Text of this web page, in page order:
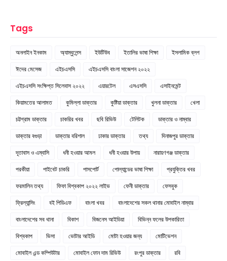
Tags
অনলাইন ইনকাম অ্যাম্বুলেন্স ইউটিউব ইতালির ভাষা শিক্ষা
ইসলামিক ব্লগ
ঈদের মেসেজ
এইচএসসি
এইচএসসি বাংলা সাজেশন ২০২২
এইচএসসি সংক্ষিপ্ত সিলেবাস ২০২২
এয়ারটেল এসএসসি
এসাইনমেন্ট
কিয়ামতের আলামত
কুমিল্লা ডাক্তার কুষ্টিয়া ডাক্তার খুলনা ডাক্তার
খেলা
চট্টগ্রাম ডাক্তার
চাকরির খবর ছবি রিভিউ টেলিটক
ডাক্তার ও নাম্বার
ডাক্তার বগুড়া
ডাক্তার বরিশাল ঢাকার ডাক্তার তথ্য
দিনাজপুর ডাক্তার
দূতাবাস ও এম্বাসি
ধনী হওয়ার আমল ধনী হওয়ার উপায়
নারায়ণগঞ্জ ডাক্তার
পরকীয়া
পাইবেট চাকরি পাসপোর্ট পোল্যান্ডের ভাষা শিক্ষা
প্রযুক্তির খবর
ফরমালিন তথ্য
ফিফা বিশ্বকাপ ২০২২ লাইভ ফেনী ডাক্তার
ফেসবুক
ফ্রিল্যান্সিং
বই পিডিএফ বাংলা খবর
বাংলাদেশের সকল থানার মোবাইল নাম্বার
বাংলাদেশের সব থানা
বিকাশ বিজনেস আইডিয়া
বিভিন্ন ফলের উপকারিতা
বিশ্বকাপ
ভিসা ভোটার আইডি মোটা হওয়ার জন্য
মোটিভেশন
মোবাইল এন্ড কম্পিউটার
মোবাইল ফোন দাম রিভিউ রংপুর ডাক্তার
রবি